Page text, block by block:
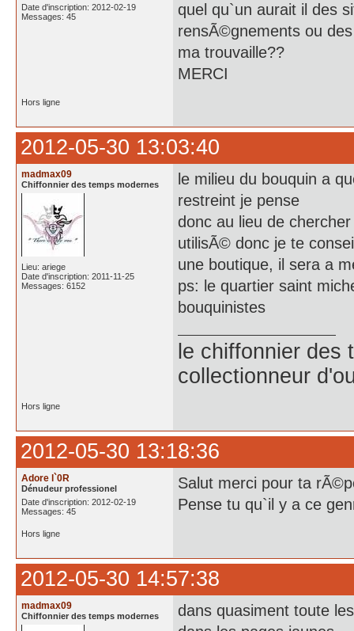
Date d'inscription: 2012-02-19
Messages: 45
quel qu`un aurait il des
rensÃ©gnements ou
ma trouvaille??
MERCI
Hors ligne
2012-05-30 13:03:40
madmax09
Chiffonnier des temps modernes
Lieu: ariege
Date d'inscription: 2011-11-25
Messages: 6152
le milieu du bouquin a
restreint je pense
donc au lieu de
utilisÃ© donc je te
une boutique, il sera a
ps: le quartier saint
bouquinistes
le chiffonnier des
collectionneur
Hors ligne
2012-05-30 13:18:36
Adore l`0R
Dénudeur professionel
Date d'inscription: 2012-02-19
Messages: 45
Salut merci pour ta
Pense tu qu`il y a ce
Hors ligne
2012-05-30 14:57:38
madmax09
Chiffonnier des temps modernes
dans quasiment toute